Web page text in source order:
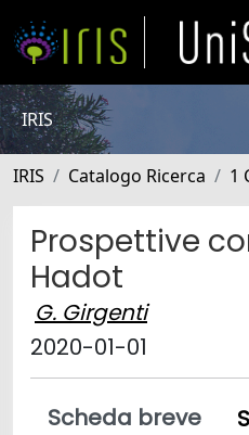
IRIS
IRIS Catalogo Ricerca 1
Prospettive
Hadot
G. Girgenti
2020-01-01
Scheda breve